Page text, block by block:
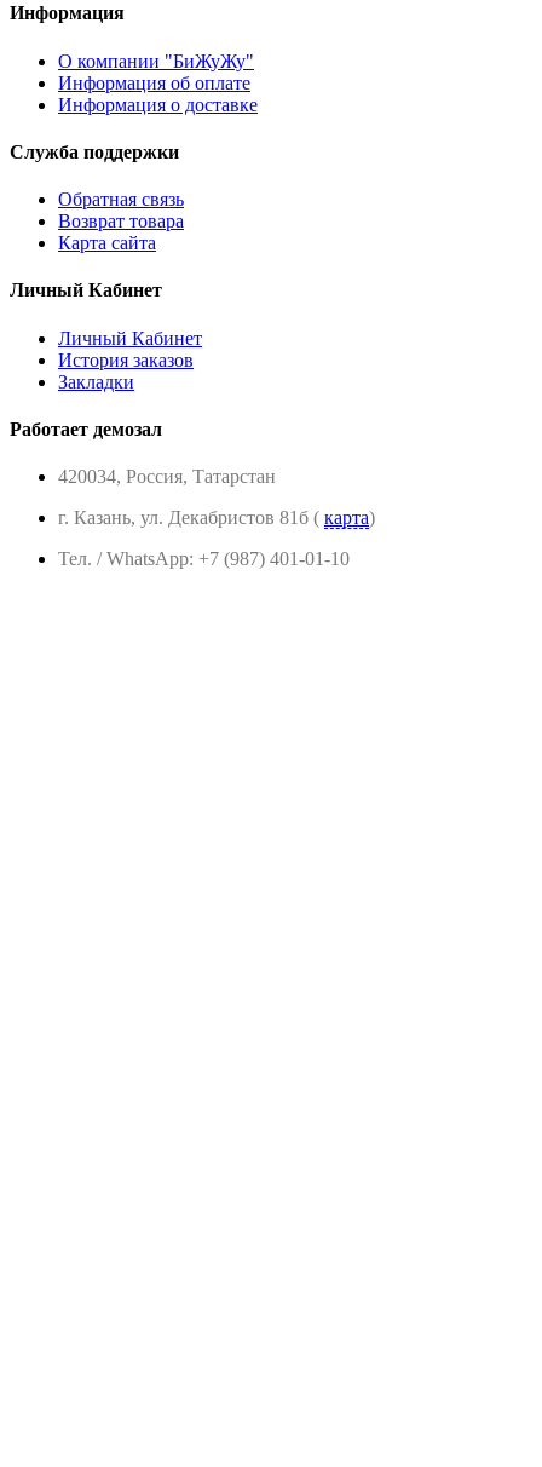
Информация
О компании "БиЖуЖу"
Информация об оплате
Информация о доставке
Служба поддержки
Обратная связь
Возврат товара
Карта сайта
Личный Кабинет
Личный Кабинет
История заказов
Закладки
Работает демозал
420034, Россия, Татарстан
г. Казань, ул. Декабристов 81б ( карта)
Тел. / WhatsApp: +7 (987) 401-01-10